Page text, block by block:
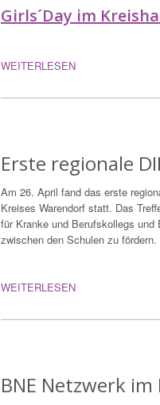
Girls´Day im
WEITERLESEN
Erste regionale
Am 26. April fand das erste
Kreises Warendorf statt. Das
für Kranke und Berufskollegs
zwischen den Schulen zu fördern.
WEITERLESEN
BNE Netzwerk